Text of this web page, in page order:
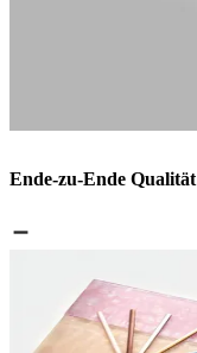
Ende-zu-Ende Qualität